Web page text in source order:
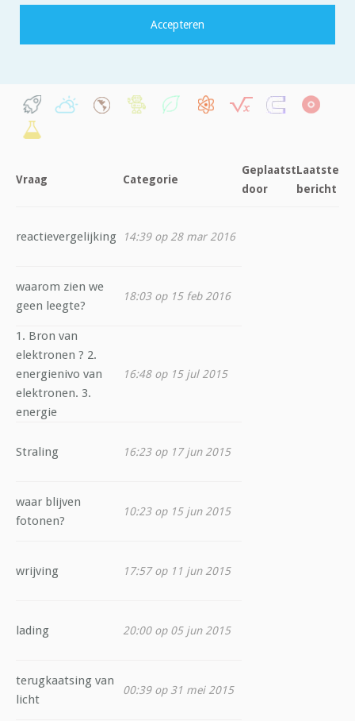
Stel een vraag
Vraag Categorie
Geplaatst
door
Laatste
bericht
reactievergelijking 14:39 op 28 mar 2016
waarom zien we
geen leegte?
18:03 op 15 feb 2016
1. Bron van
elektronen ? 2.
energienivo van
elektronen. 3.
energie
16:48 op 15 jul 2015
Straling 16:23 op 17 jun 2015
waar blijven
fotonen?
10:23 op 15 jun 2015
wrijving 17:57 op 11 jun 2015
lading 20:00 op 05 jun 2015
terugkaatsing van
licht
00:39 op 31 mei 2015